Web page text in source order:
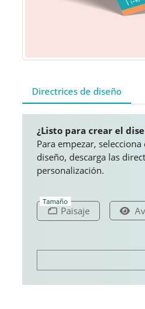
Directrices de diseño
¿Listo para crear el
Para empezar,
diseño, descarga las
personalización.
Tamaño
Paisaje